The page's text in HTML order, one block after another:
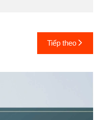
Tiếp theo